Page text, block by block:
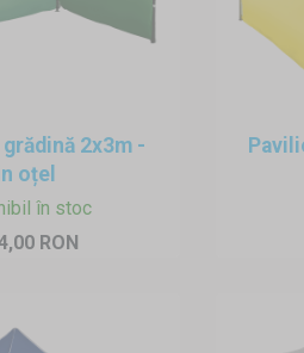
este foarte simplă. Chiar și o
vor putea, de asemenea,
ancorat corespunzător. În
2x3m -
oțel
în stoc
RON